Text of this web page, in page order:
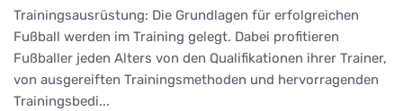
Trainingsausrüstung: Die Grundlagen für erfolgreichen
Fußball werden im Training gelegt. Dabei profitieren
Fußballer jeden Alters von den Qualifikationen ihrer Trainer,
von ausgereiften Trainingsmethoden und hervorragenden
Trainingsbedi...